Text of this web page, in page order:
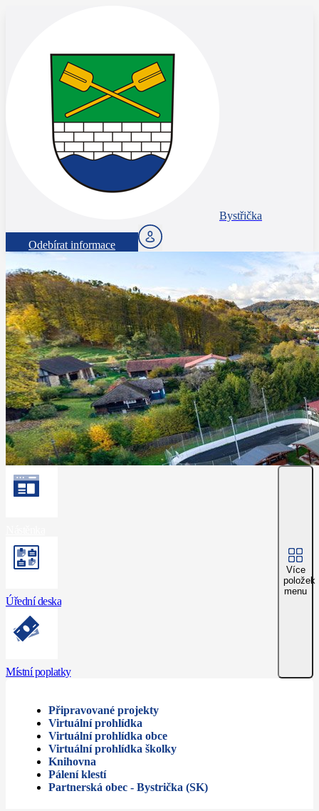
Bystřička
Odebírat informace
Úřední deska
Místní poplatky
Více
položek
menu
Připravované projekty
Virtuální prohlídka
Virtuální prohlídka obce
Virtuální prohlídka školky
Knihovna
Pálení klestí
Partnerská obec - Bystrička (SK)